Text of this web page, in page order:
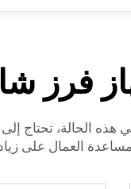
فرز
الحالة، تحتاج